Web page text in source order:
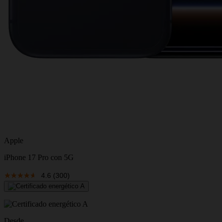
Apple
iPhone 17 Pro con 5G
4.6 (300)